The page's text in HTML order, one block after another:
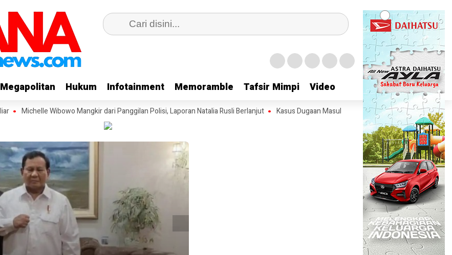
Megapolitan Hukum Infotainment Memoramble Tafsir Mimpi Video
Megapolitan Hukum Infotainment Memoramble Tafsir Mimpi Video
Michelle Wibowo Mangkir dari Panggilan Polisi, Laporan Natalia Rusli Berlanjut Kasus Dugaan Masuk Pekarangan Tanpa Izin yang